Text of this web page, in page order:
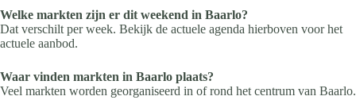
Welke markten zijn er dit weekend in Baarlo?
Dat verschilt per week. Bekijk de actuele agenda hierboven voor het
actuele aanbod.
Waar vinden markten in Baarlo plaats?
Veel markten worden georganiseerd in of rond het centrum van Baarlo.